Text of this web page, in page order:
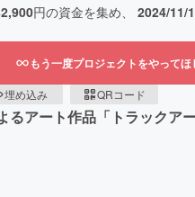
円の資金を集め、 2024/11/
もう一度プロジェクトをやってほ
埋め込み QRコード
アート作品「トラック